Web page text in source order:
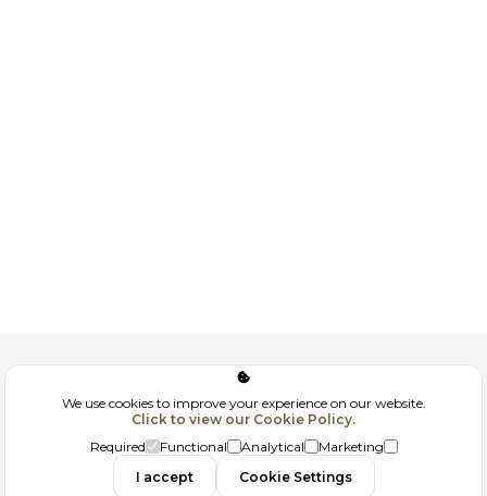
Corporate
GDPR
Contact
We use cookies to improve your experience on our website.
Click to view our Cookie Policy.
Required
Functional Analytical
Marketing
I accept
Cookie Settings